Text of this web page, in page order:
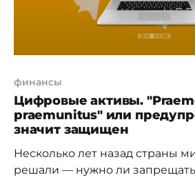
финансы
Цифровые активы.
praemunitus" или
значит защищен
Несколько лет назад страны
решали — нужно ли